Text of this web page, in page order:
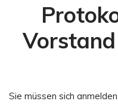
Sie müssen sich